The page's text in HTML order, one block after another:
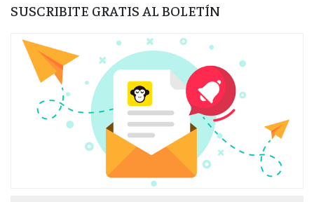
SUSCRIBITE GRATIS AL BOLETÍN